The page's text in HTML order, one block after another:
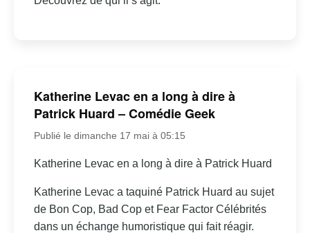
Katherine Levac en a long à dire à
Patrick Huard – Comédie Geek
Publié le dimanche 17 mai à 05:15
Katherine Levac en a long à dire à Patrick Huard
Katherine Levac a taquiné Patrick Huard au sujet
de Bon Cop, Bad Cop et Fear Factor Célébrités
dans un échange humoristique qui fait réagir.